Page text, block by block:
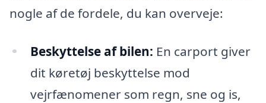
nogle af de fordele, du kan overveje:
Beskyttelse af bilen: En carport giver
dit køretøj beskyttelse mod
vejrfænomener som regn, sne og is,